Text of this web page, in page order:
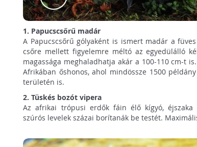
1. Papucscsőrű madár
A Papucscsőrű gólyaként is ismert madár a
csőre mellett figyelemre méltó az egyedülálló
magassága meghaladhatja akár a 100-110 cm-t
Afrikában őshonos, ahol mindössze 1500
területén is.
2. Tüskés bozót vipera
Az afrikai trópusi erdők fáin élő kígyó, éjszaka
szúrós levelek százai borítanák be testét.